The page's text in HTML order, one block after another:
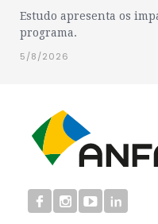
Estudo apresenta os
programa.
5/8/2026